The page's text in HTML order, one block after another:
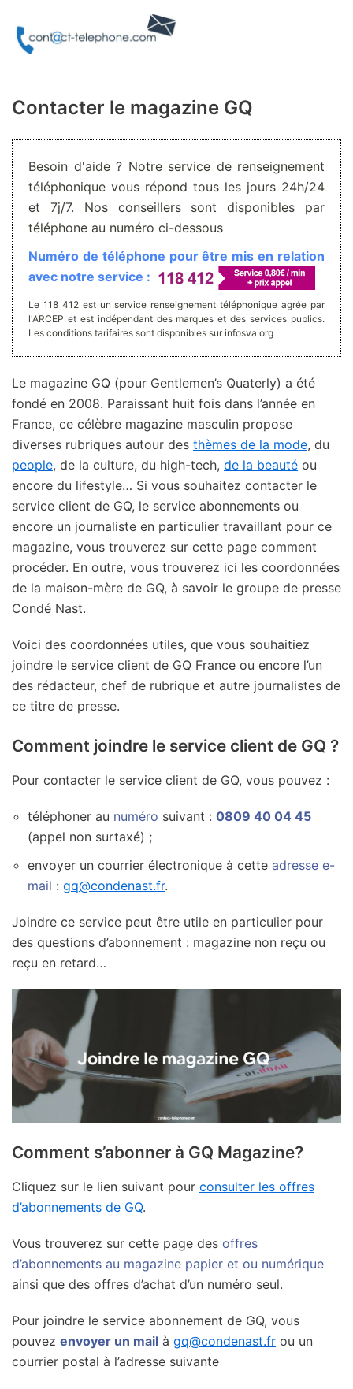
Aller
Contacter le magazine GQ
Besoin d'aide ? Notre service de renseignement
téléphonique vous répond tous les jours 24h/24
et 7j/7. Nos conseillers sont disponibles par
téléphone au numéro ci-dessous
Numéro de téléphone pour être mis en relation
avec notre service :
Le 118 412 est un service renseignement téléphonique agrée par
l'ARCEP et est indépendant des marques et des services publics.
Les conditions tarifaires sont disponibles sur infosva.org
Le magazine GQ (pour Gentlemen’s Quaterly) a été
fondé en 2008. Paraissant huit fois dans l’année en
France, ce célèbre magazine masculin propose
diverses rubriques autour des thèmes de la mode, du
people, de la culture, du high-tech, de la beauté ou
encore du lifestyle… Si vous souhaitez contacter le
service client de GQ, le service abonnements ou
encore un journaliste en particulier travaillant pour ce
magazine, vous trouverez sur cette page comment
procéder. En outre, vous trouverez ici les coordonnées
de la maison-mère de GQ, à savoir le groupe de presse
Condé Nast.
Voici des coordonnées utiles, que vous souhaitiez
joindre le service client de GQ France ou encore l’un
des rédacteur, chef de rubrique et autre journalistes de
ce titre de presse.
Comment joindre le service client de GQ ?
Pour contacter le service client de GQ, vous pouvez :
téléphoner au numéro suivant : 0809 40 04 45
(appel non surtaxé) ;
envoyer un courrier électronique à cette adresse e-
mail : gq@condenast.fr.
Joindre ce service peut être utile en particulier pour
des questions d’abonnement : magazine non reçu ou
reçu en retard…
Comment s’abonner à GQ Magazine?
Cliquez sur le lien suivant pour consulter les offres
d’abonnements de GQ.
Vous trouverez sur cette page des offres
d’abonnements au magazine papier et ou numérique
ainsi que des offres d’achat d’un numéro seul.
Pour joindre le service abonnement de GQ, vous
pouvez envoyer un mail à gq@condenast.fr ou un
courrier postal à l’adresse suivante